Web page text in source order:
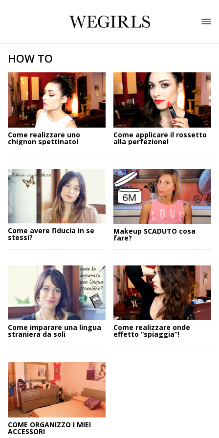
HOW TO
Come realizzare uno
chignon spettinato!
Come applicare il rossetto
alla perfezione!
Come avere fiducia in se
stessi?
Makeup SCADUTO cosa
fare?
Come imparare una lingua
straniera da soli
Come realizzare onde
effetto “spiaggia”!
COME ORGANIZZO I MIEI
ACCESSORI